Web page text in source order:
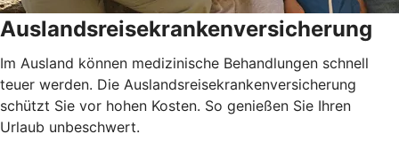
Auslandsreisekrankenversicherung
Im Ausland können medizinische Behandlungen schnell
teuer werden. Die Auslandsreisekrankenversicherung
schützt Sie vor hohen Kosten. So genießen Sie Ihren
Urlaub unbeschwert.